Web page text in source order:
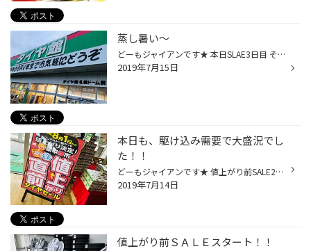
蒸し暑い～
どーもジャイアンです★ 本日SLAE3日目 そして海の日！！ たくさんのご来店誠にありがとうございます 本日も、駆け込みの需要で とっても大盛況でした★ 営業中の写真は一枚も撮ってません。。 ごめんなさい。。 そして、今日はとても蒸し暑い。。 太っている僕にはなまらしんどいです。。。 値上げ前...
2019年7月15日
本日も、駆け込み需要で大盛況でし
た！！
どーもジャイアンです★ 値上がり前SALE2日目 駆け込み需要で 本日もたくさんのご来店誠にありがとうございます♪ 本日ご注文いただきましたタイヤのなかで 欠品中のタイヤが、7月末入荷予定がありましたが、 あくまでも！！ ご装着を7月中にしなければ、 値上がり後の価格になってしまいますのでお気...
2019年7月14日
値上がり前ＳＡＬＥスタート！！